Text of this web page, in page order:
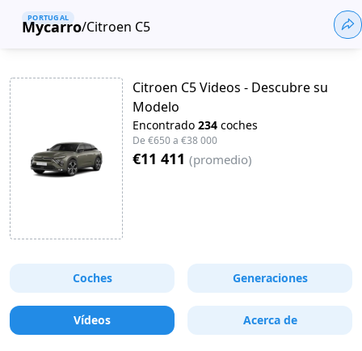
Mycarro
PORTUGAL
/Citroen C5
Citroen C5 Videos - Descubre su
Modelo
Encontrado 234 coches
De €650a €38 000
€11 411 (promedio)
Coches Generaciones
Vídeos Acerca de